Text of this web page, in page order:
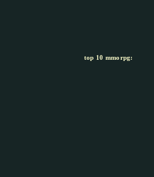
top 10 mmorpg: